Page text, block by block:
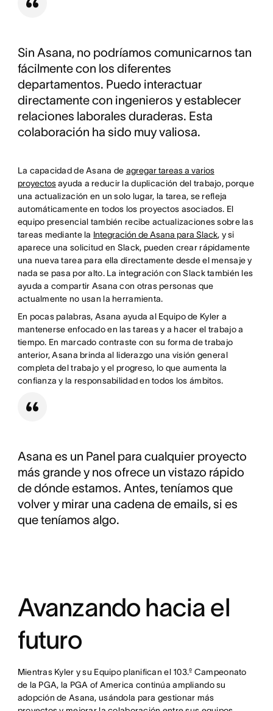
Sin Asana, no podríamos comunicarnos tan
fácilmente con los diferentes
departamentos. Puedo interactuar
directamente con ingenieros y establecer
relaciones laborales duraderas. Esta
colaboración ha sido muy valiosa.
La capacidad de Asana de agregar tareas a varios
proyectosayuda a reducir la duplicación del trabajo, porque
una actualización en un solo lugar, la tarea, se refleja
automáticamente en todos los proyectos asociados. El
equipo presencial también recibe actualizaciones sobre las
tareas mediante la Integración de Asana para Slack, y si
aparece una solicitud en Slack, pueden crear rápidamente
una nueva tarea para ella directamente desde el mensaje y
nada se pasa por alto. La integración con Slack también les
ayuda a compartir Asana con otras personas que
actualmente no usan la herramienta.
En pocas palabras, Asana ayuda al Equipo de Kyler a
mantenerse enfocado en las tareas y a hacer el trabajo a
tiempo. En marcado contraste con su forma de trabajo
anterior, Asana brinda al liderazgo una visión general
completa del trabajo y el progreso, lo que aumenta la
confianza y la responsabilidad en todos los ámbitos.
Asana es un Panel para cualquier proyecto
más grande y nos ofrece un vistazo rápido
de dónde estamos. Antes, teníamos que
volver y mirar una cadena de emails, si es
que teníamos algo.
Avanzando hacia el
futuro
Mientras Kyler y su Equipo planifican el 103.º Campeonato
de la PGA, la PGA of America continúa ampliando su
adopción de Asana, usándola para gestionar más